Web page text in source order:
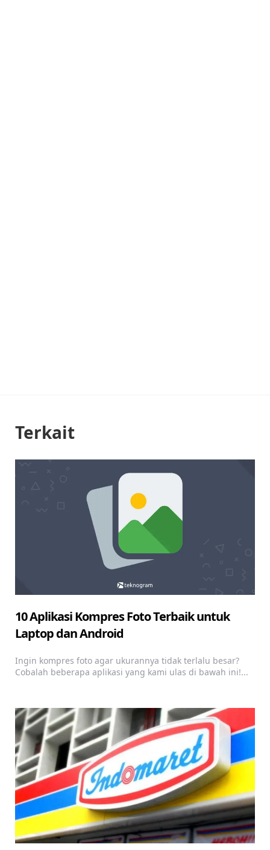
Terkait
10 Aplikasi Kompres Foto Terbaik untuk
Laptop dan Android
Ingin kompres foto agar ukurannya tidak terlalu besar?
Cobalah beberapa aplikasi yang kami ulas di bawah ini!...